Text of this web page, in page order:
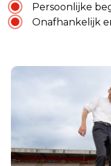
Persoonlijke
Onafhankelijk